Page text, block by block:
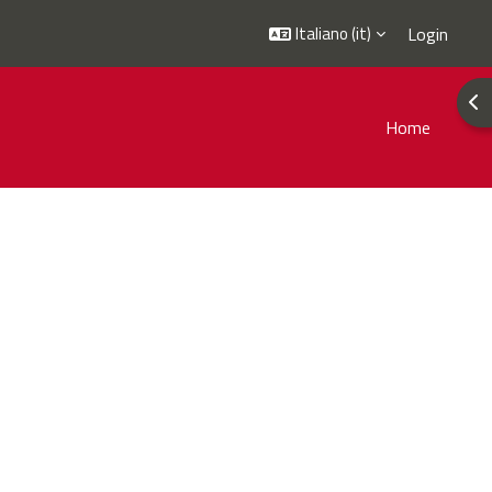
Italiano ‎(it)‎ Login
Home